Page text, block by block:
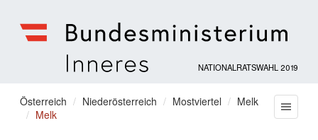
für
Inneres
NATIONALRATSWAHL 2019
Sie
befinden
Österreich Niederösterreich Mostviertel
Melk
Melk